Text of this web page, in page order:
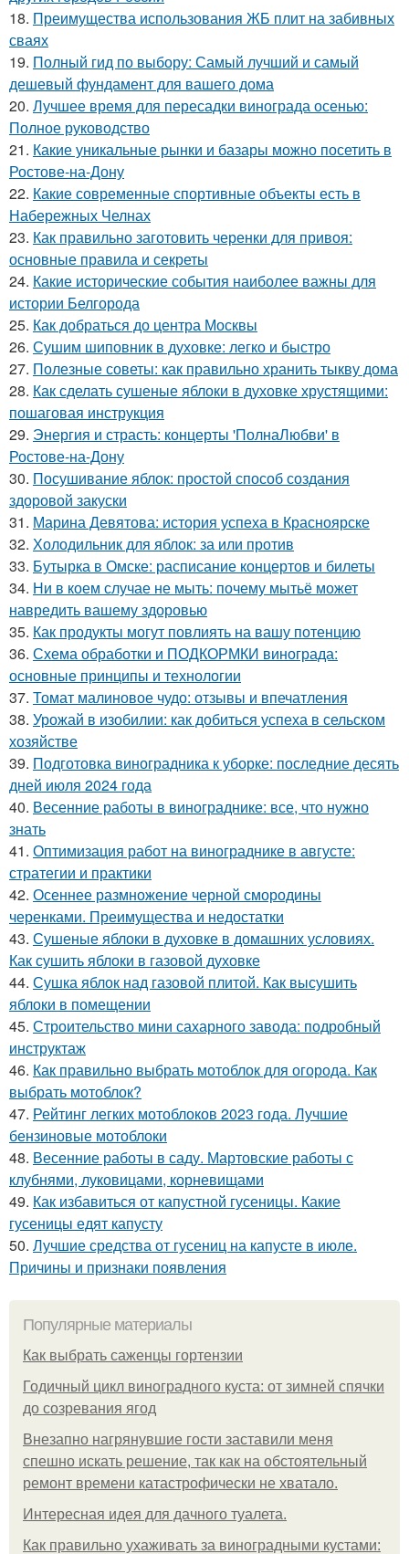
18. Преимущества использования ЖБ плит на забивных
сваях
19. Полный гид по выбору: Самый лучший и самый
дешевый фундамент для вашего дома
20. Лучшее время для пересадки винограда осенью:
Полное руководство
21. Какие уникальные рынки и базары можно посетить в
Ростове-на-Дону
22. Какие современные спортивные объекты есть в
Набережных Челнах
23. Как правильно заготовить черенки для привоя:
основные правила и секреты
24. Какие исторические события наиболее важны для
истории Белгорода
25. Как добраться до центра Москвы
26. Сушим шиповник в духовке: легко и быстро
27. Полезные советы: как правильно хранить тыкву дома
28. Как сделать сушеные яблоки в духовке хрустящими:
пошаговая инструкция
29. Энергия и страсть: концерты 'ПолнаЛюбви' в
Ростове-на-Дону
30. Посушивание яблок: простой способ создания
здоровой закуски
31. Марина Девятова: история успеха в Красноярске
32. Холодильник для яблок: за или против
33. Бутырка в Омске: расписание концертов и билеты
34. Ни в коем случае не мыть: почему мытьё может
навредить вашему здоровью
35. Как продукты могут повлиять на вашу потенцию
36. Схема обработки и ПОДКОРМКИ винограда:
основные принципы и технологии
37. Томат малиновое чудо: отзывы и впечатления
38. Урожай в изобилии: как добиться успеха в сельском
хозяйстве
39. Подготовка виноградника к уборке: последние десять
дней июля 2024 года
40. Весенние работы в винограднике: все, что нужно
знать
41. Оптимизация работ на винограднике в августе:
стратегии и практики
42. Осеннее размножение черной смородины
черенками. Преимущества и недостатки
43. Сушеные яблоки в духовке в домашних условиях.
Как сушить яблоки в газовой духовке
44. Сушка яблок над газовой плитой. Как высушить
яблоки в помещении
45. Строительство мини сахарного завода: подробный
инструктаж
46. Как правильно выбрать мотоблок для огорода. Как
выбрать мотоблок?
47. Рейтинг легких мотоблоков 2023 года. Лучшие
бензиновые мотоблоки
48. Весенние работы в саду. Мартовские работы с
клубнями, луковицами, корневищами
49. Как избавиться от капустной гусеницы. Какие
гусеницы едят капусту
50. Лучшие средства от гусениц на капусте в июле.
Причины и признаки появления
Популярные материалы
Как выбрать саженцы гортензии
Годичный цикл виноградного куста: от зимней спячки
до созревания ягод
Внезапно нагрянувшие гости заставили меня
спешно искать решение, так как на обстоятельный
ремонт времени катастрофически не хватало.
Интересная идея для дачного туалета.
Как правильно ухаживать за виноградными кустами: